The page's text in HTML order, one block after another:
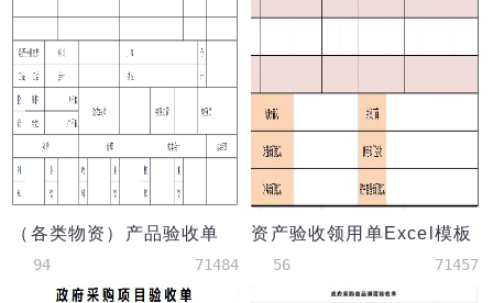
（各类物资）产品验收单
94 71484
资产验收领用单Excel模板
56 71457